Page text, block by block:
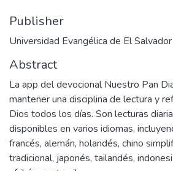
Publisher
Universidad Evangélica de El Salvador
Abstract
La app del devocional Nuestro Pan
mantener una disciplina de lectura y
Dios todos los días. Son lecturas
disponibles en varios idiomas,
francés, alemán, holandés, chino
tradicional, japonés, tailandés,